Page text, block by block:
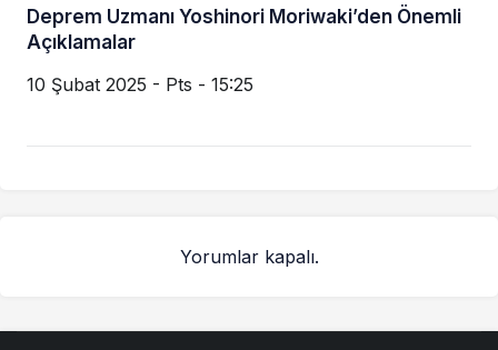
Deprem Uzmanı Yoshinori Moriwaki’den Önemli
Açıklamalar
10 Şubat 2025 - Pts - 15:25
Yorumlar kapalı.